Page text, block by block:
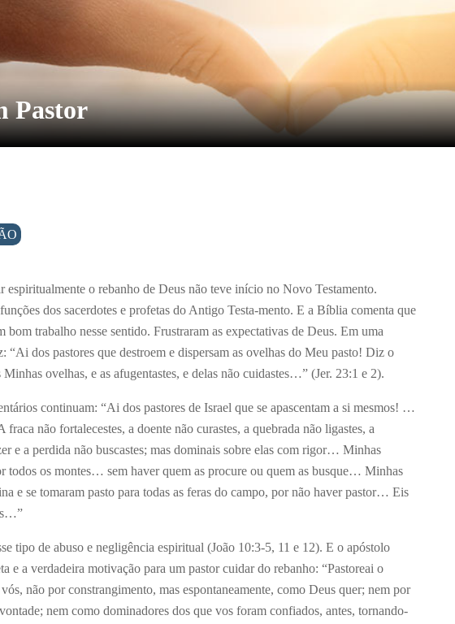
Pastor
espiritualmente o rebanho de Deus não teve início no Novo Testamento.
dos sacerdotes e profetas do Antigo Testa-mento. E a Bíblia comenta que
bom trabalho nesse sentido. Frustraram as expectativas de Deus. Em uma
“Ai dos pastores que destroem e dispersam as ovelhas do Meu pasto! Diz o
ovelhas, e as afugentastes, e delas não cuidastes…” (Jer. 23:1 e 2).
continuam: “Ai dos pastores de Israel que se apascentam a si mesmos! …
não fortalecestes, a doente não curastes, a quebrada não ligastes, a
e a perdida não buscastes; mas dominais sobre elas com rigor… Minhas
todos os montes… sem haver quem as procure ou quem as busque… Minhas
e se tomaram pasto para todas as feras do campo, por não haver pastor… Eis
tipo de abuso e negligência espiritual (João 10:3-5, 11 e 12). E o apóstolo
e a verdadeira motivação para um pastor cuidar do rebanho: “Pastoreai o
não por constrangimento, mas espontaneamente, como Deus quer; nem por
nem como dominadores dos que vos foram confiados, antes, tornando-